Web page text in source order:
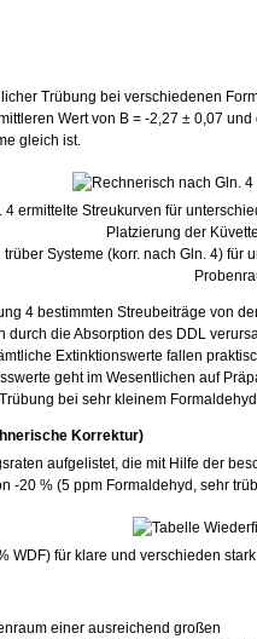
Trübung bei verschiedenen
Wert von B = -2,27 ± 0,07
gleich ist.
ermittelte Streukurven für
Platzierung der
Systeme (korr. nach Gln. 4)
4 bestimmten Streubeiträge von
durch die Absorption des DDL
Extinktionswerte fallen
geht im Wesentlichen auf
bei sehr kleinem
Korrektur)
aufgelistet, die mit Hilfe der
-20 % (5 ppm Formaldehyd, sehr
WDF) für klare und verschieden
einer ausreichend großen